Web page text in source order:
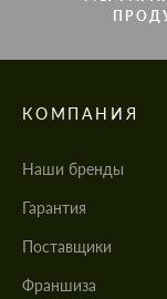
КОМПАНИЯ
Наши бренды
Гарантия
Поставщики
Франшиза